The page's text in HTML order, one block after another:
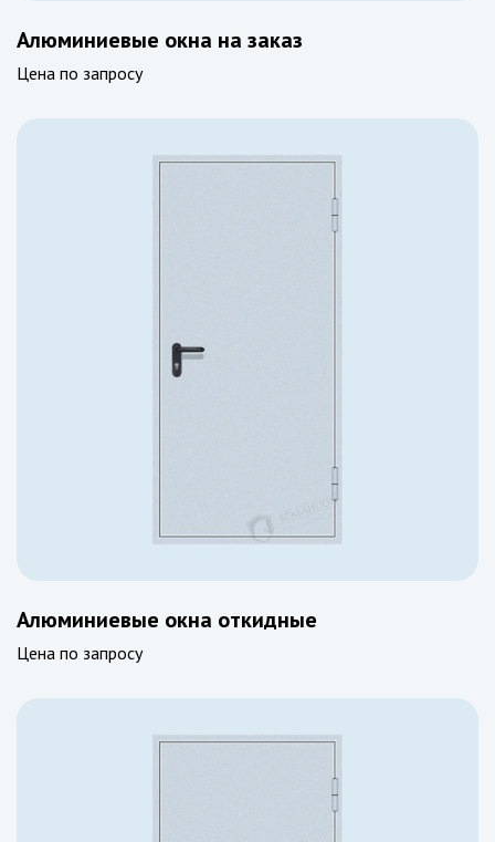
Алюминиевые окна на заказ
Цена по запросу
Алюминиевые окна откидные
Цена по запросу